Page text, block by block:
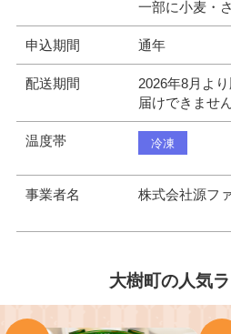
一部に小麦・
申込期間 通年
配送期間
2026年8月よ
届けできません
温度帯 冷凍
事業者名 株式会社源フ
大樹町の人気